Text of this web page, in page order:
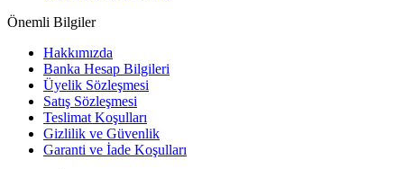
Önemli Bilgiler
Hakkımızda
Banka Hesap Bilgileri
Üyelik Sözleşmesi
Satış Sözleşmesi
Teslimat Koşulları
Gizlilik ve Güvenlik
Garanti ve İade Koşulları